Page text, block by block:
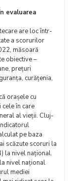
evaluarea
are loc într-
a scorurilor
măsoară
obiective –
prețuri
curățenia,
orașele cu
în care
al vieții. Cluj-
pe baza
scăzute scoruri la
la nivel național.
nivel național
mediei